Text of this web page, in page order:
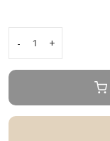
-
Poggia
mestoli
+